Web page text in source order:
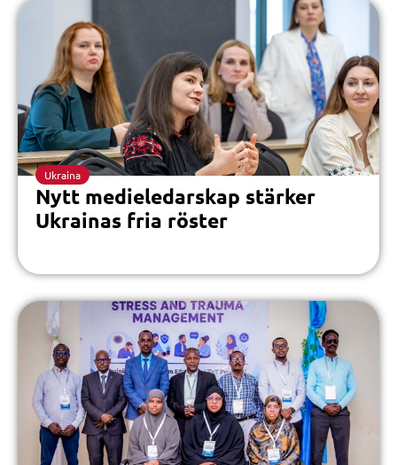
Ukraina
Nytt medieledarskap stärker
Ukrainas fria röster